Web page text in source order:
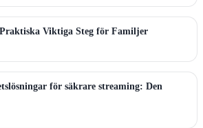
Viktiga Steg för Familjer
för säkrare streaming: Den